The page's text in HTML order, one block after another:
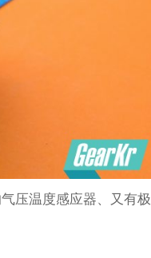
压温度感应器、又有极